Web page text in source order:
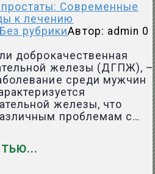
Современные
к лечению
Без рубрикиАвтор: admin 0
доброкачественная
железы (ДГПЖ), –
среди мужчин
железы, что
проблемам с…